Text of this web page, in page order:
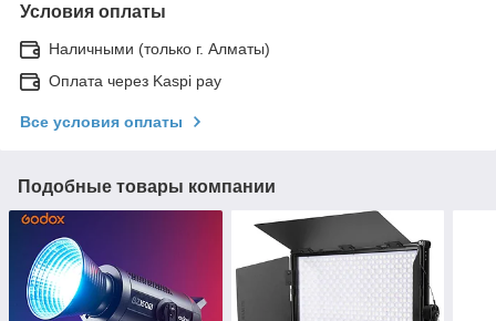
Условия оплаты
Наличными (только г. Алматы)
Оплата через Kaspi pay
Все условия оплаты
Подобные товары компании